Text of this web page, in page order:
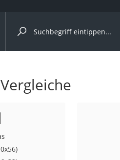
Kategorie